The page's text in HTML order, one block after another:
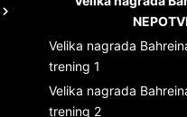
Velika nagrada
trening 1
Velika nagrada
trening 2